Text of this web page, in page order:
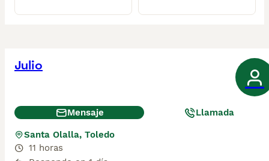
Julio
Mensaje Llamada
Santa Olalla, Toledo
11 horas